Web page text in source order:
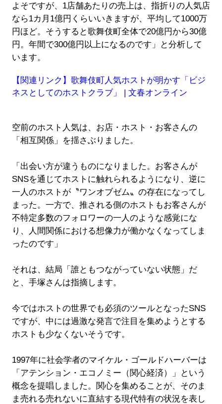
よそですが、1店舗あたりの売上は、指折りの人気店
なら1カ月1億円くらいいきますが、平均して1000万
円ほど。そうすると歌舞伎町全体で20億円から30億
円。年間で300億円以上になるのです」と分析して
います。
【関連リンク】歌舞伎町人気ホストが明かす「ビジ
ネスとしてのホストクラブ」 | 文春オンライン
空前のホスト人気は、お店・ホスト・お客さんの
「相互関係」を揺さぶりました。
「出会い方が違うものになりました。お客さんが
SNSを通じてホストに触れられるようになり、逆に
一人のホストが〝ワンオブゼム〟の存在になってし
まった。一方で、推される側のホストもお客さんが
不特定多数のフォロワーの一人のような感覚にな
り、人間関係における想像力が働かなくなってしま
ったのです」
それは、結局「誰ともつながっていない状態」だ
と、手塚さんは指摘します。
今ではホストの世界でも必須のツールとなったSNS
ですが、中には過激な発言で注目を集めようとする
ホストも少なくないそうです。
1997年に社会学者のマイケル・ゴールドハーバーは
「アテンション・エコノミー（関心経済）」という
概念を提唱しました。関心を集めることが、そのま
ま売れる売れないに直結する現代特有の状況を表し